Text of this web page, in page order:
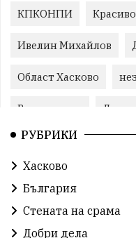
КПКОНПИ
Ивелин Михайлов
Област Хасково
Възраждане
прокуратура
Прогресивна България
Делчо Пехливанов
РУБРИКИ
Хасково
България
Стената на срама
Добри дела